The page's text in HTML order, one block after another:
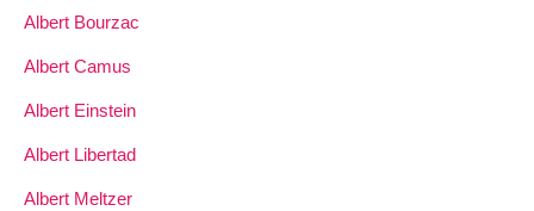
Albert Bourzac
Albert Camus
Albert Einstein
Albert Libertad
Albert Meltzer